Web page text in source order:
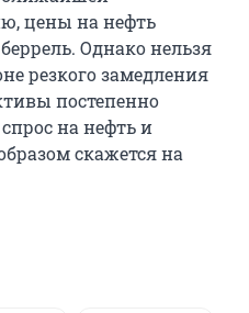
цены на нефть
Однако нельзя
резкого замедления
постепенно
на нефть и
скажется на